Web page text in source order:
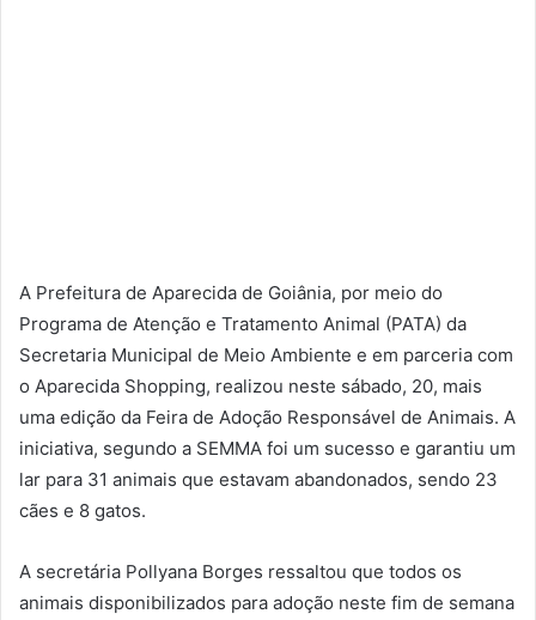
A Prefeitura de Aparecida de Goiânia, por meio do
Programa de Atenção e Tratamento Animal (PATA) da
Secretaria Municipal de Meio Ambiente e em parceria com
o Aparecida Shopping, realizou neste sábado, 20, mais
uma edição da Feira de Adoção Responsável de Animais. A
iniciativa, segundo a SEMMA foi um sucesso e garantiu um
lar para 31 animais que estavam abandonados, sendo 23
cães e 8 gatos.
A secretária Pollyana Borges ressaltou que todos os
animais disponibilizados para adoção neste fim de semana